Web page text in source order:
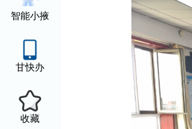
智能小掖
甘快办
收藏